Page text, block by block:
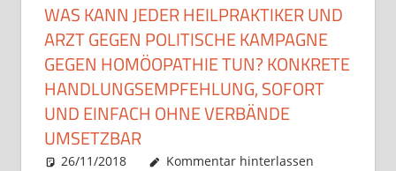
Gegner
WAS KANN JEDER HEILPRAKTIKER UND
ARZT GEGEN POLITISCHE KAMPAGNE
GEGEN HOMÖOPATHIE TUN? KONKRETE
HANDLUNGSEMPFEHLUNG, SOFORT
UND EINFACH OHNE VERBÄNDE
UMSETZBAR
26/11/2018 Christian J. Becker
Allgemein
Kommentar hinterlassen